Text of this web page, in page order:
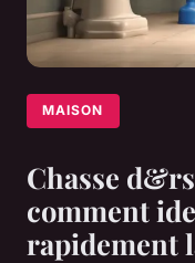
MAISON
Chasse
comment
rapidement